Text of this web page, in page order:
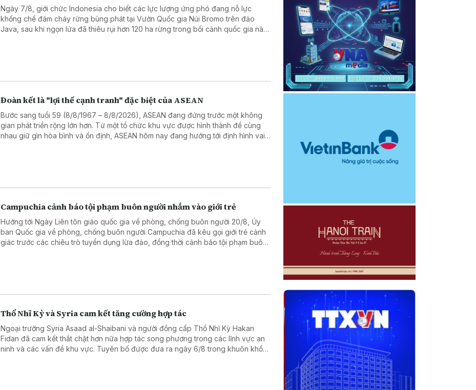
Ngày 7/8, giới chức Indonesia cho biết các lực lượng ứng phó đang nỗ lực
khống chế đám cháy rừng bùng phát tại Vườn Quốc gia Núi Bromo trên đảo
Java, sau khi ngọn lửa đã thiêu rụi hơn 120 ha rừng trong bối cảnh quốc gia này
Đoàn kết là "lợi thế cạnh tranh" đặc biệt của ASEAN
Bước sang tuổi 59 (8/8/1967 – 8/8/2026), ASEAN đang đứng trước một không
gian phát triển rộng lớn hơn. Từ một tổ chức khu vực được hình thành để cùng
nhau giữ gìn hòa bình và ổn định, ASEAN hôm nay đang hướng tới định hình vai
Campuchia cảnh báo tội phạm buôn người nhắm vào giới trẻ
Hướng tới Ngày Liên tôn giáo quốc gia về phòng, chống buôn người 20/8, Ủy
ban Quốc gia về phòng, chống buôn người Campuchia đã kêu gọi giới trẻ cảnh
giác trước các chiêu trò tuyển dụng lừa đảo, đồng thời cảnh báo tội phạm buôn
Thổ Nhĩ Kỳ và Syria cam kết tăng cường hợp tác
Ngoại trưởng Syria Asaad al-Shaibani và người đồng cấp Thổ Nhĩ Kỳ Hakan
Fidan đã cam kết thắt chặt hơn nữa hợp tác song phương trong các lĩnh vực an
ninh và các vấn đề khu vực. Tuyên bố được đưa ra ngày 6/8 trong khuôn khổ